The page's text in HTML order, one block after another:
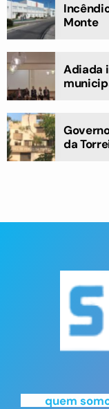
Monte
Adiada
da
quem